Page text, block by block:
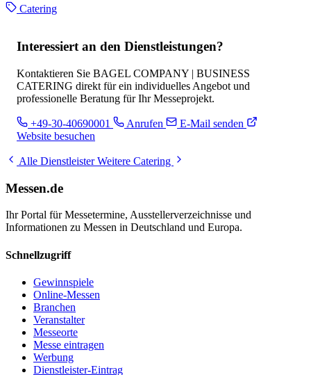
Catering
Interessiert an den Dienstleistungen?
Kontaktieren Sie BAGEL COMPANY | BUSINESS
CATERING direkt für ein individuelles Angebot und
professionelle Beratung für Ihr Messeprojekt.
+49-30-40690001 Anrufen
E-Mail senden
Website besuchen
Alle DienstleisterWeitere Catering
Messen.de
Ihr Portal für Messetermine, Ausstellerverzeichnisse und
Informationen zu Messen in Deutschland und Europa.
Schnellzugriff
Gewinnspiele
Online-Messen
Branchen
Veranstalter
Messeorte
Messe eintragen
Werbung
Dienstleister-Eintrag